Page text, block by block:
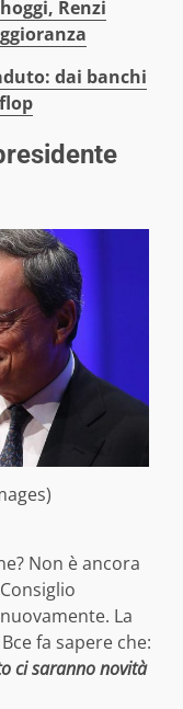
Renzi
dai banchi
Non è ancora
La
fa sapere che:
ci saranno novità